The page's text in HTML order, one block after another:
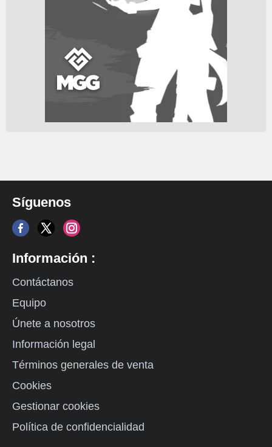
Síguenos
Información :
Contáctanos
Equipo
Únete a nosotros
Información legal
Términos generales de venta
Cookies
Gestionar cookies
Política de confidencialidad